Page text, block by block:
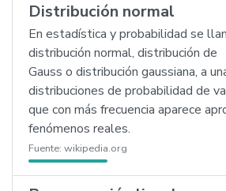
Distribución normal
En estadística y probabilidad se
distribución normal, distribución de
Gauss o distribución gaussiana, a
distribuciones de probabilidad de
que con más frecuencia aparece
fenómenos reales.
Fuente: wikipedia.org